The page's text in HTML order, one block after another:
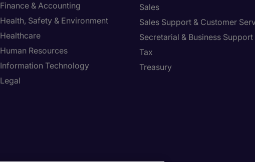
Finance & Accounting
Health, Safety & Environment
Healthcare
Human Resources
Information Technology
Legal
Sales
Sales Support & Customer
Secretarial & Business Support
Tax
Treasury